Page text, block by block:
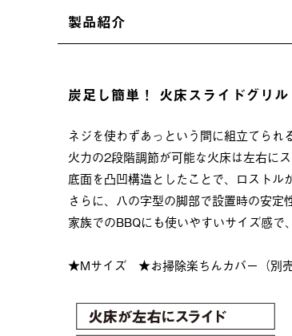
製品紹介
炭足し簡単！ 火床スライドグリル
ネジを使わずあっという間に組立てられ
火力の2段階調節が可能な火床は左右に
底面を凸凹構造としたことで、ロストル
さらに、八の字型の脚部で設置時の安定
家族でのBBQにも使いやすいサイズ感で
★Mサイズ ★お掃除楽ちんカバー（別